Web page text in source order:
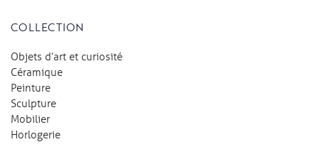
COLLECTION
Objets d’art et curiosité
Céramique
Peinture
Sculpture
Mobilier
Horlogerie